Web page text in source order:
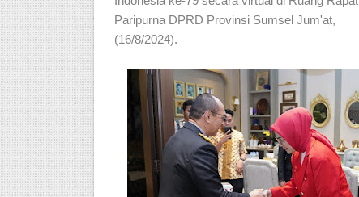
Paripurna DPRD Provinsi Sumsel Jum'at,
(16/8/2024).